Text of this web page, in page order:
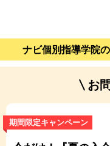
ナビ個別指導学院
お
期間限定キャンペーン